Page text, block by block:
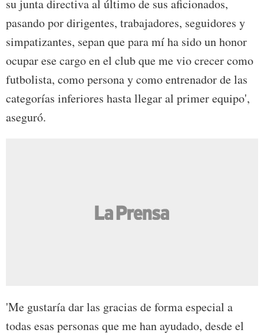
su junta directiva al último de sus aficionados,
pasando por dirigentes, trabajadores, seguidores y
simpatizantes, sepan que para mí ha sido un honor
ocupar ese cargo en el club que me vio crecer como
futbolista, como persona y como entrenador de las
categorías inferiores hasta llegar al primer equipo',
aseguró.
'Me gustaría dar las gracias de forma especial a
todas esas personas que me han ayudado, desde el